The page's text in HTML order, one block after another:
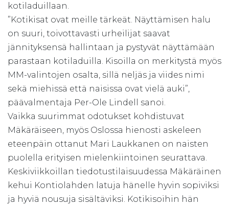
kotiladuillaan.
”Kotikisat ovat meille tärkeät. Näyttämisen halu
on suuri, toivottavasti urheilijat saavat
jännityksensä hallintaan ja pystyvät näyttämään
parastaan kotiladuilla. Kisoilla on merkitystä myös
MM-valintojen osalta, sillä neljäs ja viides nimi
sekä miehissä että naisissa ovat vielä auki”,
päävalmentaja Per-Ole Lindell sanoi.
Vaikka suurimmat odotukset kohdistuvat
Mäkäräiseen, myös Oslossa hienosti askeleen
eteenpäin ottanut Mari Laukkanen on naisten
puolella erityisen mielenkiintoinen seurattava.
Keskiviikkoillan tiedotustilaisuudessa Mäkäräinen
kehui Kontiolahden latuja hänelle hyvin sopiviksi
ja hyviä nousuja sisältäviksi. Kotikisoihin hän